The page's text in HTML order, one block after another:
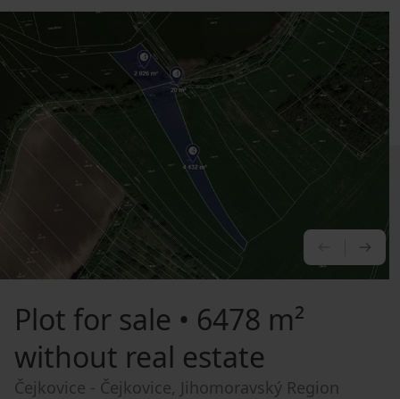
Plot for sale • 6478 m²
without real estate
Čejkovice - Čejkovice, Jihomoravský Region